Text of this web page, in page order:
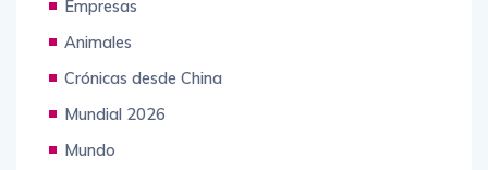
Empresas
Animales
Crónicas desde China
Mundial 2026
Mundo